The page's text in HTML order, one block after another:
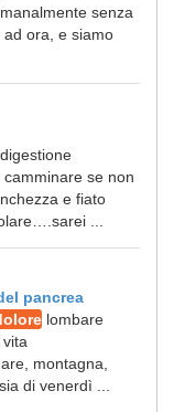
senza
ora, e siamo
se non
e fiato
...
pancrea
lombare
montagna,
di venerdì ...